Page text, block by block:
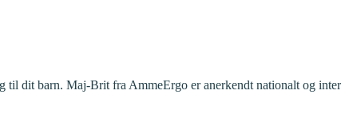
dit barn. Maj-Brit fra AmmeErgo er anerkendt nationalt og